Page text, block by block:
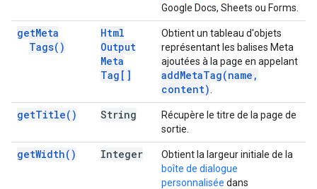
Google Docs, Sheets ou Forms.
getMeta
Tags( )
Html
Output
Meta
Tag[]
Obtient un tableau d'objets
représentant les balises Meta
ajoutées à la page en appelant
addMetaTag(name ,
content)
getTitle( ) String
Récupère le titre de la page de
sortie.
getWidth( ) Integer
Obtient la largeur initiale de la
boîte de dialogue
personnalisée dans